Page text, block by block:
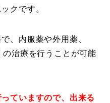
クです。
、内服薬や外用薬、
治療を行うことが可能
ていますので、出来る